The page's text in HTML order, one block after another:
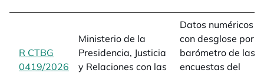
R CTBG
0419/2026 opens in a new tab
Ministerio de la
Presidencia, Justicia
y Relaciones con las
Datos numéricos
con desglose por
barómetro de las
encuestas del